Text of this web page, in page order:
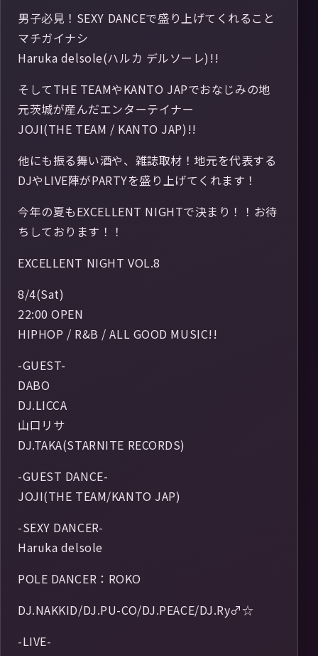
男子必見！SEXY DANCEで盛り上げてくれること
マチガイナシ
Haruka delsole(ハルカ デルソーレ)!!
そしてTHE TEAMやKANTO JAPでおなじみの地
元茨城が産んだエンターテイナー
JOJI(THE TEAM / KANTO JAP)!!
他にも振る舞い酒や、雑誌取材！地元を代表する
DJやLIVE陣がPARTYを盛り上げてくれます！
今年の夏もEXCELLENT NIGHTで決まり！！お待
ちしております！！
EXCELLENT NIGHT VOL.8
8/4(Sat)
22:00 OPEN
HIPHOP / R&B / ALL GOOD MUSIC!!
-GUEST-
DABO
DJ.LICCA
山口リサ
DJ.TAKA(STARNITE RECORDS)
-GUEST DANCE-
JOJI(THE TEAM/KANTO JAP)
-SEXY DANCER-
Haruka delsole
POLE DANCER：ROKO
DJ.NAKKID/DJ.PU-CO/DJ.PEACE/DJ.Ry♂☆
-LIVE-